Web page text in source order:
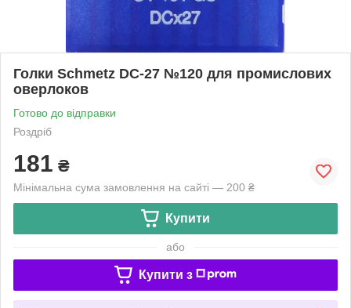
Голки Schmetz DC-27 №120 для промислових
оверлоков
Готово до відправки
Роздріб
181 ₴
Мінімальна сума замовлення на сайті — 200 ₴
Купити
або
Купити з